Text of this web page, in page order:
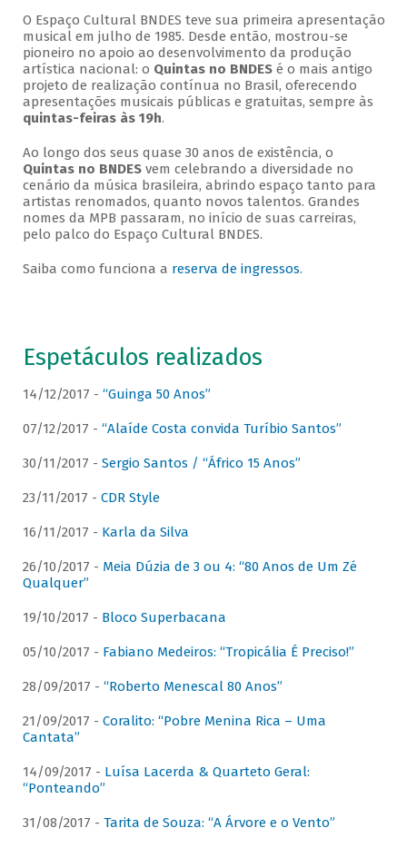
O Espaço Cultural BNDES teve sua primeira apresentação
musical em julho de 1985. Desde então, mostrou-se
pioneiro no apoio ao desenvolvimento da produção
artística nacional: o Quintas no BNDESé o mais antigo
projeto de realização contínua no Brasil, oferecendo
apresentações musicais públicas e gratuitas, sempre às
quintas-feiras às 19h.
Ao longo dos seus quase 30 anos de existência, o
Quintas no BNDESvem celebrando a diversidade no
cenário da música brasileira, abrindo espaço tanto para
artistas renomados, quanto novos talentos. Grandes
nomes da MPB passaram, no início de suas carreiras,
pelo palco do Espaço Cultural BNDES.
Saiba como funciona a reserva de ingressos.
Espetáculos realizados
14/12/2017 - “Guinga 50 Anos”
07/12/2017 - “Alaíde Costa convida Turíbio Santos”
30/11/2017 - Sergio Santos / “Áfrico 15 Anos”
23/11/2017 - CDR Style
16/11/2017 - Karla da Silva
26/10/2017 - Meia Dúzia de 3 ou 4: “80 Anos de Um Zé
Qualquer”
19/10/2017 - Bloco Superbacana
05/10/2017 - Fabiano Medeiros: “Tropicália É Preciso!”
28/09/2017 - “Roberto Menescal 80 Anos”
21/09/2017 - Coralito: “Pobre Menina Rica – Uma
Cantata”
14/09/2017 - Luísa Lacerda & Quarteto Geral:
“Ponteando”
31/08/2017 - Tarita de Souza: “A Árvore e o Vento”